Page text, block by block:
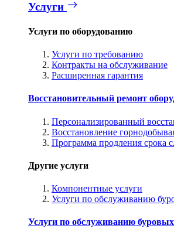
Услуги
Услуги по оборудованию
Услуги по требованию
Контракты на обслуживание
Расширенная гарантия
Восстановительный ремонт
Персонализированный
Восстановление
Программа продления срока
Другие услуги
Компонентные услуги
Услуги по обслуживанию
Услуги по обслуживанию